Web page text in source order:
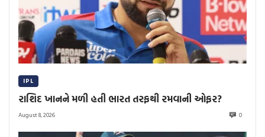
IPL
રાશિદ ખાનને મળી હતી ભારત તરફથી રમવાની ઓફર?
August 8, 2026 0